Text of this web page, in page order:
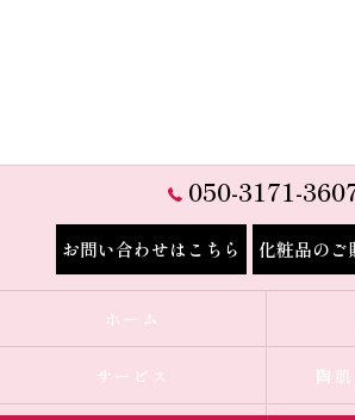
050-3171-
お問い合わせはこちら 化粧品のご
ホーム
サービス 陶